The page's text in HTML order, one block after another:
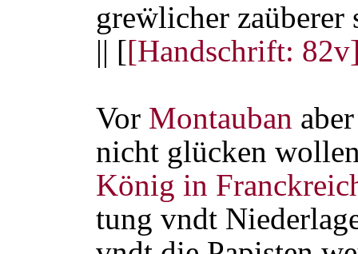
greẅlicher zaüberer
|| [[Handschrift:
Vor Montauban
nicht glücken
König in
tung vndt